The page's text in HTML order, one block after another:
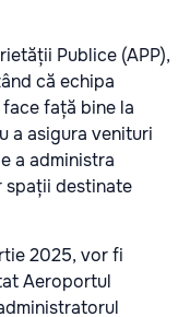
Publice (APP),
că echipa
față bine la
a asigura venituri
a administra
spații destinate
2025, vor fi
Aeroportul